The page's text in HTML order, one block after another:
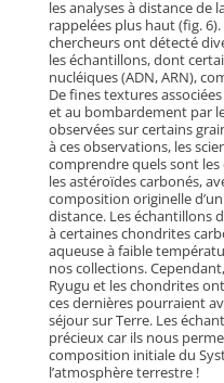
les analyses à distance de
rappelées plus haut (fig.
chercheurs ont détecté
les échantillons, dont
nucléiques (ADN, ARN),
De fines textures
et au bombardement par
observées sur certains
à ces observations, les
comprendre quels sont les
les astéroïdes carbonés,
composition originelle
distance. Les échantillons
à certaines chondrites
aqueuse à faible
nos collections.
Ryugu et les chondrites
ces dernières pourraient
séjour sur Terre. Les
précieux car ils nous
composition initiale du
l’atmosphère terrestre !